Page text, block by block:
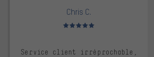
Chris C.
Note moyenne : 5 sur 5
Service client irréprochable,